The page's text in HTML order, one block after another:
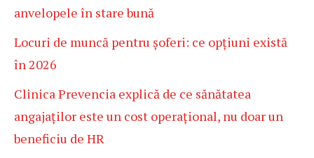
anvelopele în stare bună
Locuri de muncă pentru șoferi: ce opțiuni există
în 2026
Clinica Prevencia explică de ce sănătatea
angajaților este un cost operațional, nu doar un
beneficiu de HR